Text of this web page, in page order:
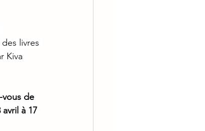
livres
Kiva
vous de
à 17